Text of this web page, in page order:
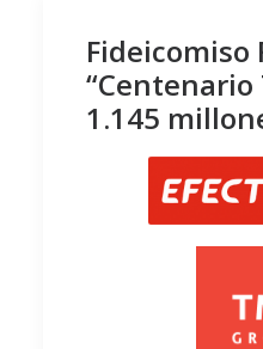
Fideicomiso
“Centenario
1.145